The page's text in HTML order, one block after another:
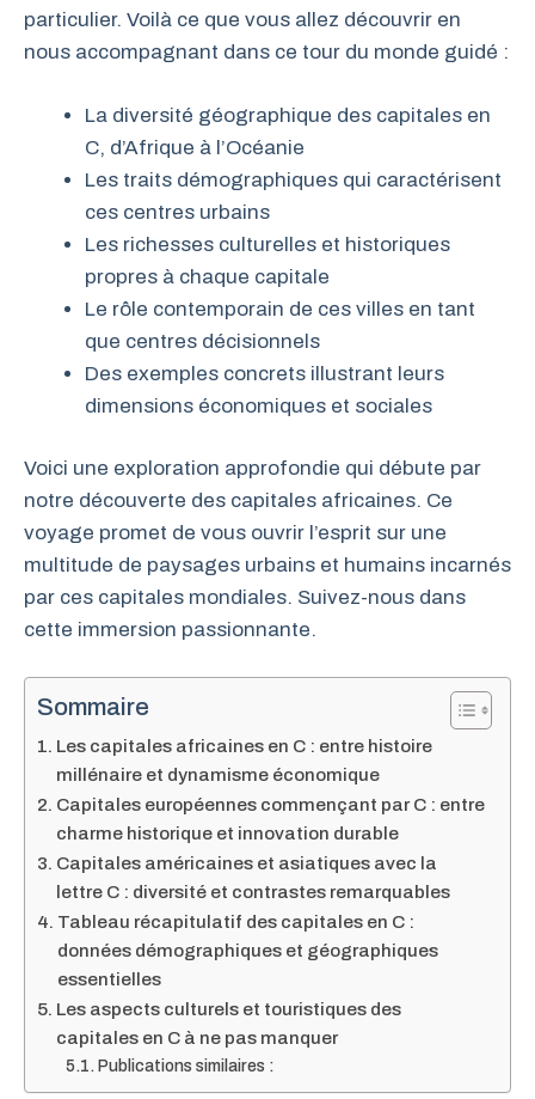
particulier. Voilà ce que vous allez découvrir en
nous accompagnant dans ce tour du monde guidé :
La diversité géographique des capitales en
C, d’Afrique à l’Océanie
Les traits démographiques qui caractérisent
ces centres urbains
Les richesses culturelles et historiques
propres à chaque capitale
Le rôle contemporain de ces villes en tant
que centres décisionnels
Des exemples concrets illustrant leurs
dimensions économiques et sociales
Voici une exploration approfondie qui débute par
notre découverte des capitales africaines. Ce
voyage promet de vous ouvrir l’esprit sur une
multitude de paysages urbains et humains incarnés
par ces capitales mondiales. Suivez-nous dans
cette immersion passionnante.
Sommaire
Les capitales africaines en C : entre histoire
millénaire et dynamisme économique
Capitales européennes commençant par C : entre
charme historique et innovation durable
Capitales américaines et asiatiques avec la
lettre C : diversité et contrastes remarquables
Tableau récapitulatif des capitales en C :
données démographiques et géographiques
essentielles
Les aspects culturels et touristiques des
capitales en C à ne pas manquer
Publications similaires :